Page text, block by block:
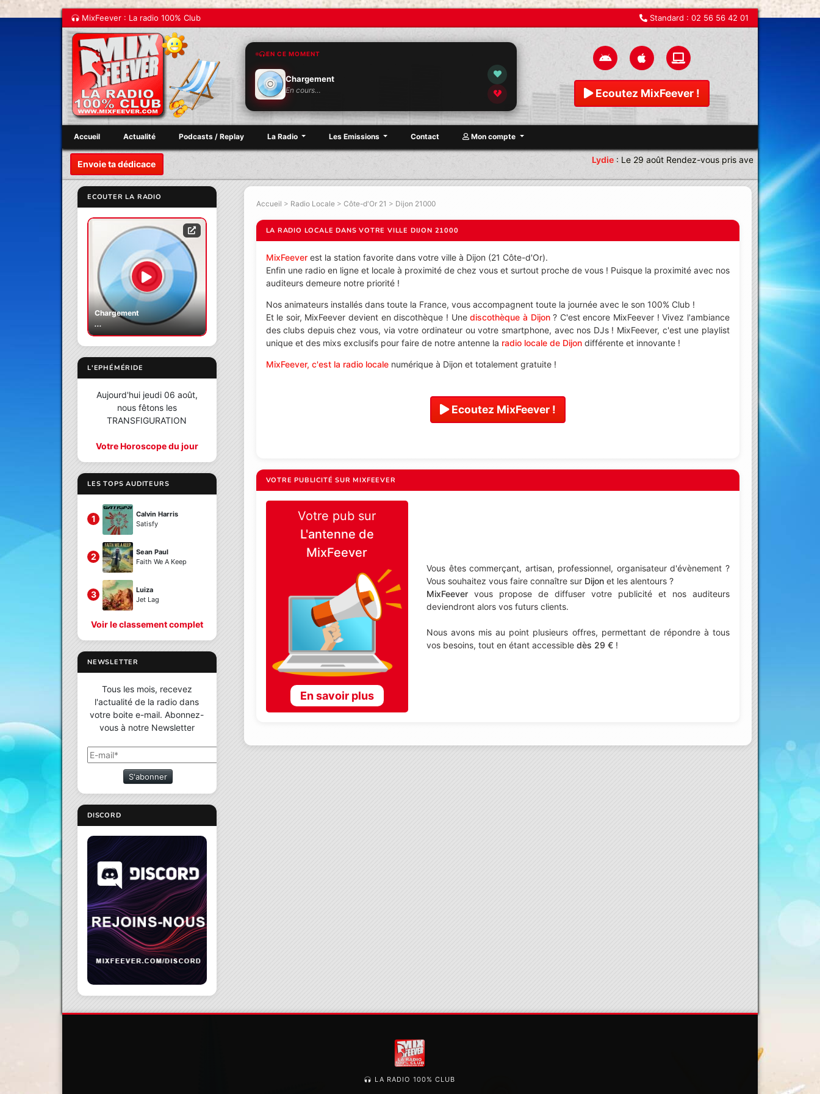
MixFeever : La radio 100% Club Standard : 02 56 56 42 01
EN CE MOMENT
Chargement
En cours… Ecoutez MixFeever !
Accueil Actualité Podcasts / Replay La Radio Les Emissions Contact Mon compte
Envoie ta dédicace Lydie:Le 29 août Rendez-vous pris avec une équipe
ECOUTER LA RADIO
Chargement
...
L'EPHÉMÉRIDE
Aujourd'hui jeudi 06 août,
nous fêtons les
TRANSFIGURATION
Votre Horoscope du jour
LES TOPS AUDITEURS
1
Calvin Harris
Satisfy
2
Sean Paul
Faith We A Keep
3
Luiza
Jet Lag
Voir le classement complet
NEWSLETTER
Tous les mois, recevez
l'actualité de la radio dans
votre boite e-mail. Abonnez-
vous à notre Newsletter
S'abonner
DISCORD
Accueil > Radio Locale> Côte-d'Or 21 > Dijon 21000
LA RADIO LOCALE DANS VOTRE VILLE DIJON 21000
MixFeeverest la station favorite dans votre ville à Dijon (21 Côte-d'Or).
Enfin une radio en ligne et locale à proximité de chez vous et surtout proche de vous ! Puisque la proximité avec nos
auditeurs demeure notre priorité !
Nos animateurs installés dans toute la France, vous accompagnent toute la journée avec le son 100% Club !
Et le soir, MixFeever devient en discothèque ! Unediscothèque à Dijon? C'est encore MixFeever ! Vivez l'ambiance
des clubs depuis chez vous, via votre ordinateur ou votre smartphone, avec nos DJs ! MixFeever, c'est une playlist
unique et des mixs exclusifs pour faire de notre antenne la radio locale de Dijondifférente et innovante !
MixFeever, c'est la radio localenumérique à Dijon et totalement gratuite !
Ecoutez MixFeever !
VOTRE PUBLICITÉ SUR MIXFEEVER
Votre pub sur
L'antenne de
MixFeever
En savoir plus
Vous êtes commerçant, artisan, professionnel, organisateur d'évènement ?
Vous souhaitez vous faire connaître sur Dijon et les alentours ?
MixFeever vous propose de diffuser votre publicité et nos auditeurs
deviendront alors vos futurs clients.
Nous avons mis au point plusieurs offres, permettant de répondre à tous
vos besoins, tout en étant accessibledès 29 € !
LA RADIO 100% CLUB